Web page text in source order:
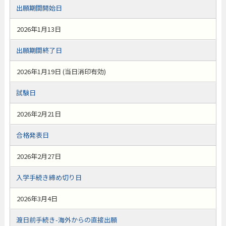
出願期間開始日
2026年1月13日
出願期間終了日
2026年1月19日 (当日消印有効)
試験日
2026年2月21日
合格発表日
2026年2月27日
入学手続き締め切り日
2026年3月4日
渡日前手続き-海外からの直接出願